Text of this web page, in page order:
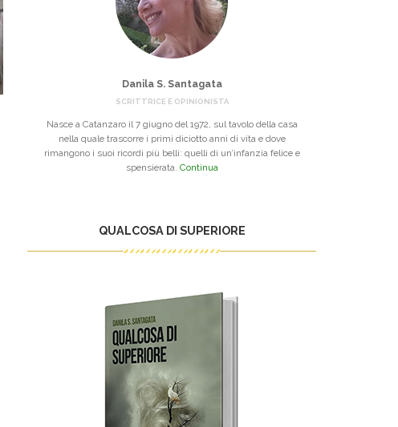
Danila S. Santagata
SCRITTRICE E OPINIONISTA
Nasce a Catanzaro il 7 giugno del 1972, sul tavolo della casa
nella quale trascorre i primi diciotto anni di vita e dove
rimangono i suoi ricordi più belli: quelli di un’infanzia felice e
spensierata. Continua
QUALCOSA DI SUPERIORE